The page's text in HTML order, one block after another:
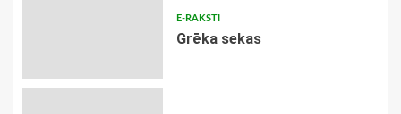
E-RAKSTI
Grēka sekas